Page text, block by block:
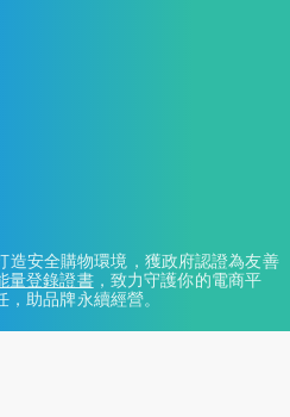
造安全購物環境，獲政府認證為友善
量登錄證書，致力守護你的電商平
助品牌永續經營。